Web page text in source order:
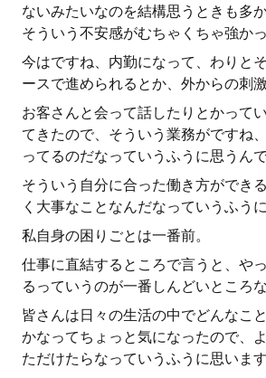
ないみたいなのを結構思うときも多
そういう不安感がむちゃくちゃ強か
今はですね、内勤になって、わりと
ースで進められるとか、外からの刺激
お客さんと会って話したりとかって
てきたので、そういう業務がですね
ってるのだなっていうふうに思うんで
そういう自分に合った働き方ができ
く大事なことなんだなっていうふう
私自身の困りごとは一番前。
仕事に直結するところで言うと、や
るっていうのが一番しんどいところ
皆さんは日々の生活の中でどんなこ
かなってちょっと気になったので、
ただけたらなっていうふうに思います